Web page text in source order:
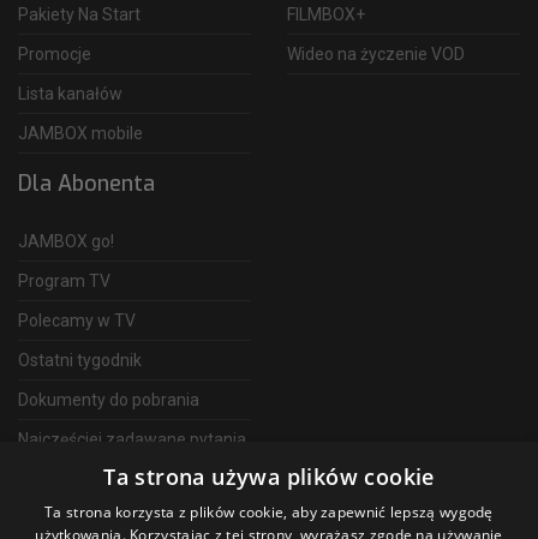
Pakiety Na Start
Promocje
Lista kanałów
JAMBOX mobile
FILMBOX+
Wideo na życzenie VOD
Dla Abonenta
JAMBOX go!
Program TV
Polecamy w TV
Ostatni tygodnik
Dokumenty do pobrania
Najczęściej zadawane pytania
Telewizja Światłowodowa
Ta strona używa plików cookie
Ta strona korzysta z plików cookie, aby zapewnić lepszą wygodę
użytkowania. Korzystając z tej strony, wyrażasz zgodę na używanie